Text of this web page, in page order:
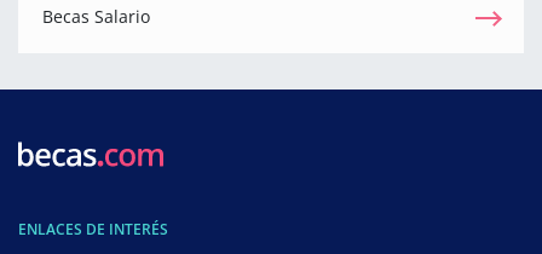
Becas Salario
ENLACES DE INTERÉS